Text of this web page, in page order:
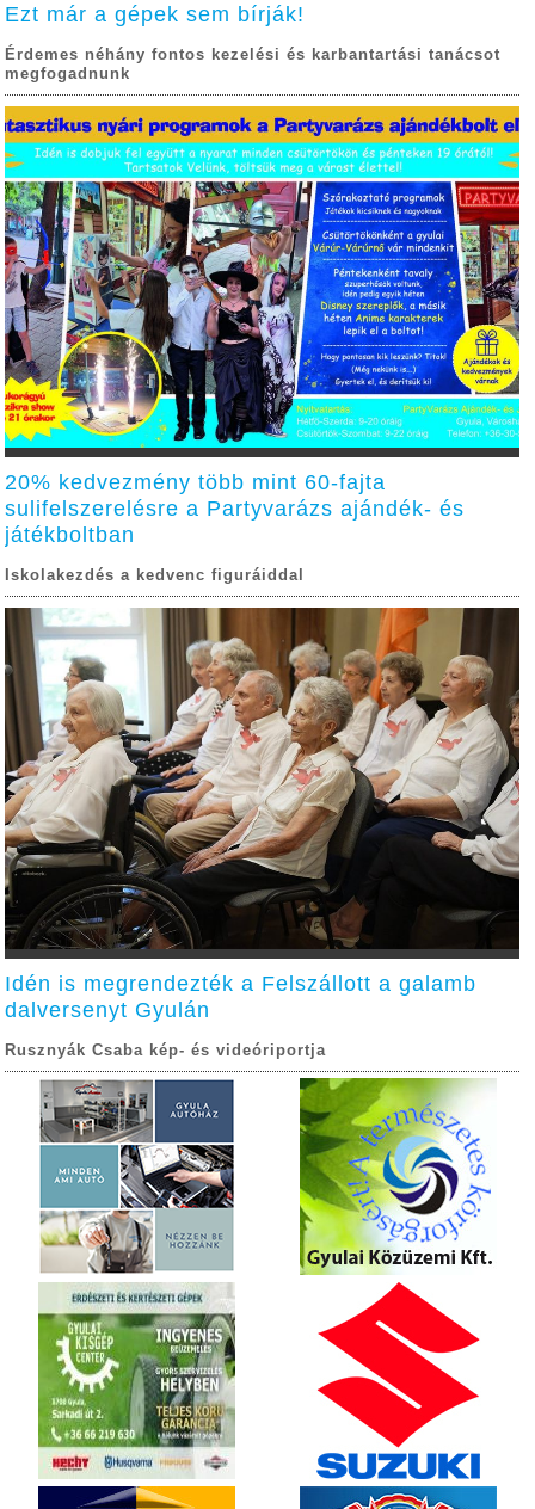
Ezt már a gépek sem bírják!
Érdemes néhány fontos kezelési és karbantartási tanácsot
megfogadnunk
20% kedvezmény több mint 60-fajta
sulifelszerelésre a Partyvarázs ajándék- és
játékboltban
Iskolakezdés a kedvenc figuráiddal
Idén is megrendezték a Felszállott a galamb
dalversenyt Gyulán
Rusznyák Csaba kép- és videóriportja